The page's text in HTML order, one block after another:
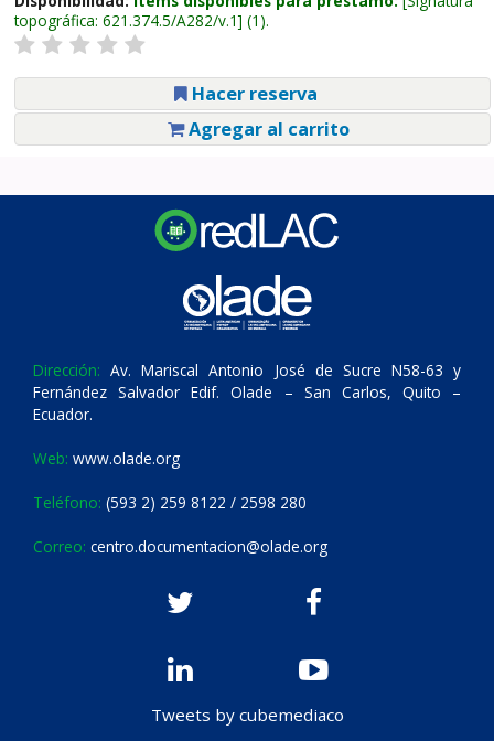
topográfica: 621.374.5/A282/v.1 (1).
Hacer reserva
Agregar al carrito
Dirección: Av. Mariscal Antonio José de Sucre N58-63 y
Fernández Salvador Edif. Olade – San Carlos, Quito –
Ecuador.
Web: www.olade.org
Teléfono: (593 2) 259 8122 / 2598 280
Correo: centro.documentacion@olade.org
Tweets by cubemediaco